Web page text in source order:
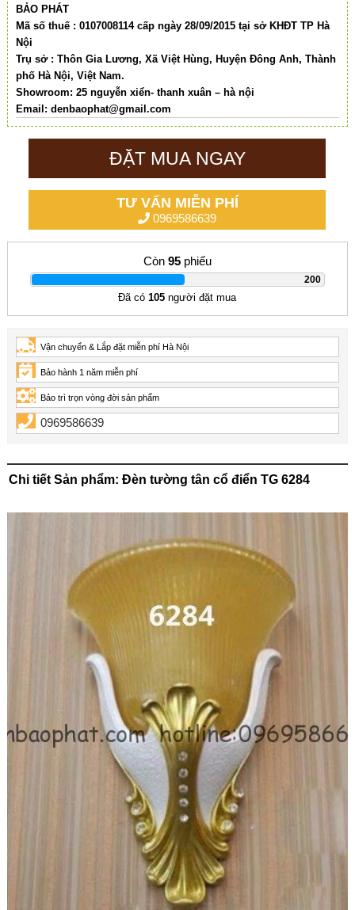
BẢO PHÁT
Mã số thuế : 0107008114 cấp ngày 28/09/2015 tại sở KHĐT TP Hà
Nội
Trụ sở : Thôn Gia Lương, Xã Việt Hùng, Huyện Đông Anh, Thành
phố Hà Nội, Việt Nam.
Showroom: 25 nguyễn xiển- thanh xuân – hà nội
Email: denbaophat@gmail.com
ĐẶT MUA NGAY
TƯ VẤN MIỄN PHÍ
0969586639
Còn 95phiếu
200
|
Đã có105 người đặt mua
Vận chuyển & Lắp đặt miễn phí Hà Nội
Bảo hành 1 năm miễn phí
Bảo trì trọn vòng đời sản phẩm
0969586639
Chi tiết Sản phẩm: Đèn tường tân cổ điển TG 6284